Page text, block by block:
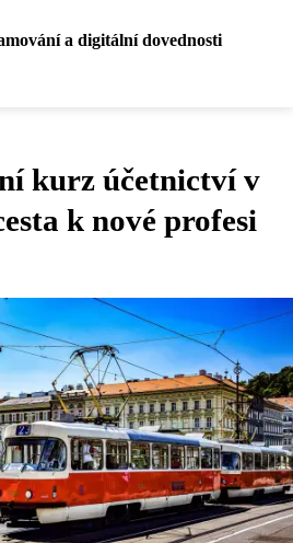
a digitální dovednosti
kurz účetnictví v
k nové profesi